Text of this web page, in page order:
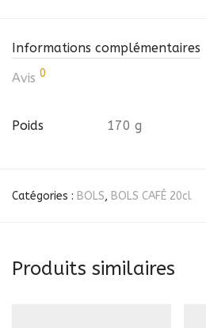
Informations complémentaires
Avis 0
Poids 170 g
Catégories : BOLS, BOLS CAFÉ 20cl
Produits similaires